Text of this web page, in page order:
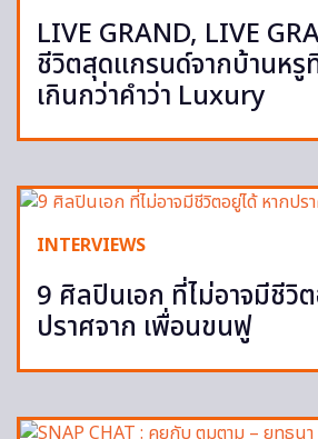
LIVE GRAND, LIVE
ชีวิตสุดแกรนด์จากบ้านหรู
เกินกว่าคําว่า Luxury
INTERVIEWS
9 ศิลปินเอก ที่ไม่อาจมีชีวิ
ปราศจาก เพื่อนขนฟู